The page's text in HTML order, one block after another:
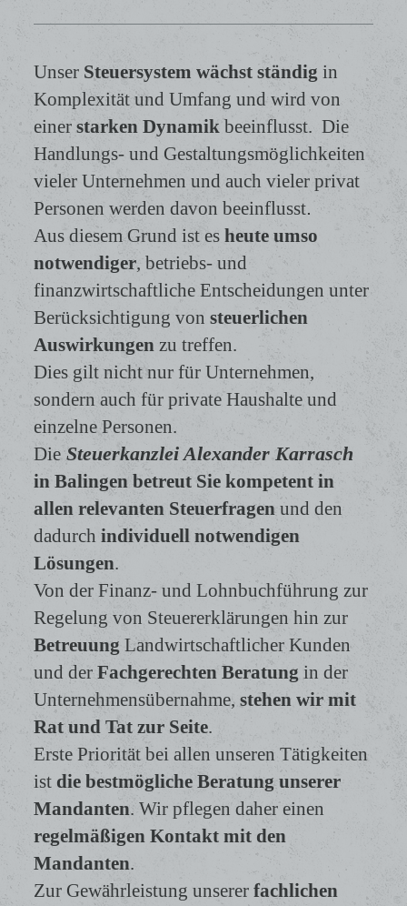
Unser Steuersystem wächst ständig in
Komplexität und Umfang und wird von
einer starken Dynamik beeinflusst. Die
Handlungs- und Gestaltungsmöglichkeiten
vieler Unternehmen und auch vieler privat
Personen werden davon beeinflusst.
Aus diesem Grund ist es heute umso
notwendiger, betriebs- und
finanzwirtschaftliche Entscheidungen unter
Berücksichtigung von steuerlichen
Auswirkungen zu treffen.
Dies gilt nicht nur für Unternehmen,
sondern auch für private Haushalte und
einzelne Personen.
Die Steuerkanzlei Alexander Karrasch
in Balingen betreut Sie kompetent in
allen relevanten Steuerfragen und den
dadurch individuell notwendigen
Lösungen.
Von der Finanz- und Lohnbuchführung zur
Regelung von Steuererklärungen hin zur
Betreuung Landwirtschaftlicher Kunden
und der Fachgerechten Beratung in der
Unternehmensübernahme, stehen wir mit
Rat und Tat zur Seite.
Erste Priorität bei allen unseren Tätigkeiten
ist die bestmögliche Beratung unserer
Mandanten. Wir pflegen daher einen
regelmäßigen Kontakt mit den
Mandanten.
Zur Gewährleistung unserer fachlichen